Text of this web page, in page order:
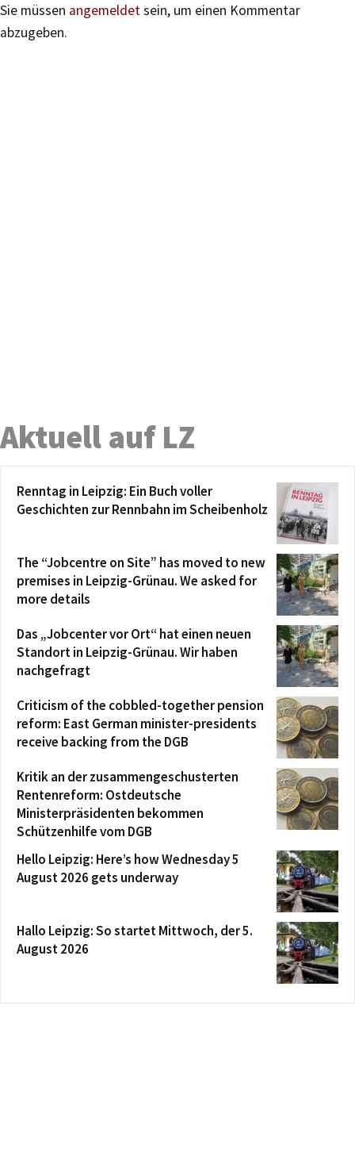
Sie müssen angemeldetsein, um einen Kommentar
abzugeben.
Aktuell auf LZ
Renntag in Leipzig: Ein Buch voller
Geschichten zur Rennbahn im Scheibenholz
The “Jobcentre on Site” has moved to new
premises in Leipzig-Grünau. We asked for
more details
Das „Jobcenter vor Ort“ hat einen neuen
Standort in Leipzig-Grünau. Wir haben
nachgefragt
Criticism of the cobbled-together pension
reform: East German minister-presidents
receive backing from the DGB
Kritik an der zusammengeschusterten
Rentenreform: Ostdeutsche
Ministerpräsidenten bekommen
Schützenhilfe vom DGB
Hello Leipzig: Here’s how Wednesday 5
August 2026 gets underway
Hallo Leipzig: So startet Mittwoch, der 5.
August 2026